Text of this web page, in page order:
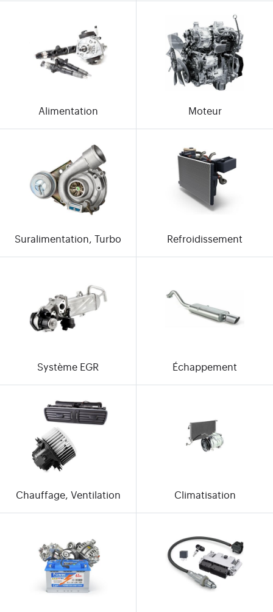
Alimentation Moteur
Suralimentation, Turbo Refroidissement
Système EGR Échappement
Chauffage, Ventilation Climatisation